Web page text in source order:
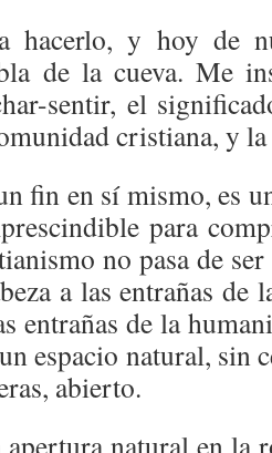
hacerlo, y hoy de
de la cueva. Me
sentir, el
cristiana, y
fin en sí mismo, es
para
no pasa de
a las entrañas de
entrañas de la
espacio natural, sin
abierto.
apertura natural en la